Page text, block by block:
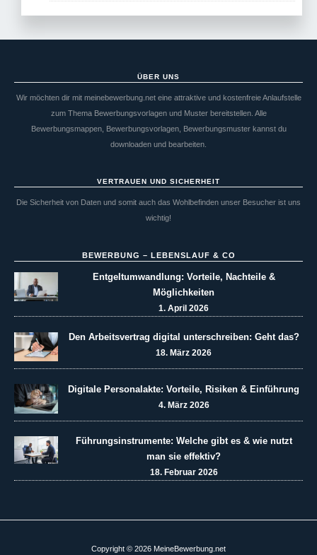
ÜBER UNS
Wir möchten dir mit meinebewerbung.net eine attraktive und kostenfreie Anlaufstelle
zum Thema Bewerbungsvorlagen und Muster bereitstellen. Alle
Bewerbungsmappen, Bewerbungsvorlagen, Bewerbungsmuster kannst du
downloaden und bearbeiten.
VERTRAUEN UND SICHERHEIT
Die Sicherheit von Daten und somit auch das Wohlbefinden unser Besucher ist uns
wichtig!
BEWERBUNG – LEBENSLAUF & CO
Entgeltumwandlung: Vorteile, Nachteile &
Möglichkeiten
1. April 2026
Den Arbeitsvertrag digital unterschreiben: Geht das?
18. März 2026
Digitale Personalakte: Vorteile, Risiken & Einführung
4. März 2026
Führungsinstrumente: Welche gibt es & wie nutzt
man sie effektiv?
18. Februar 2026
Copyright © 2026 MeineBewerbung.net